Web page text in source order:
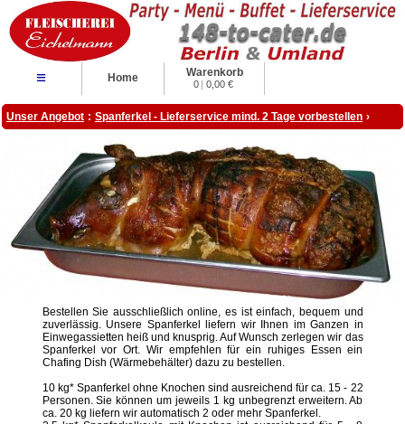
≡ Home Warenkorb
0 | 0,00 €
Unser Angebot : Spanferkel - Lieferservice mind. 2 Tage vorbestellen ›
Bestellen Sie ausschließlich online, es ist einfach, bequem und
zuverlässig. Unsere Spanferkel liefern wir Ihnen im Ganzen in
Einwegassietten heiß und knusprig. Auf Wunsch zerlegen wir das
Spanferkel vor Ort. Wir empfehlen für ein ruhiges Essen ein
Chafing Dish (Wärmebehälter) dazu zu bestellen.
10 kg* Spanferkel ohne Knochen sind ausreichend für ca. 15 - 22
Personen. Sie können um jeweils 1 kg unbegrenzt erweitern. Ab
ca. 20 kg liefern wir automatisch 2 oder mehr Spanferkel.